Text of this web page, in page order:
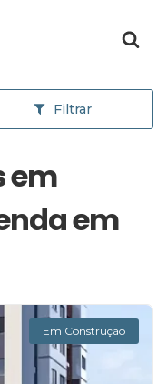
Filtrar
em
em
Em Construção